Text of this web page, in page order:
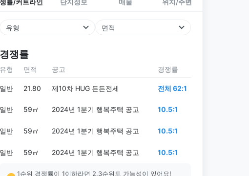
률/커트라인 단지정보 매물 위치/주변
유형 면적
경쟁률
유형 면적 공고 경쟁률
일반 21.80 제10차 HUG 든든전세 전체 62:1
일반 59㎡ 2024년 1분기 행복주택 공고 10.5:1
일반 59㎡ 2024년 1분기 행복주택 공고 10.5:1
일반 59㎡ 2024년 1분기 행복주택 공고 10.5:1
1순위 경쟁률이 1이하라면 2,3순위도 가능성이 있어요!